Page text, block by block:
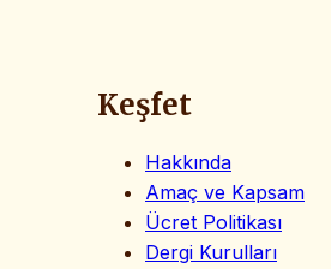
Keşfet
Hakkında
Amaç ve Kapsam
Ücret Politikası
Dergi Kurulları